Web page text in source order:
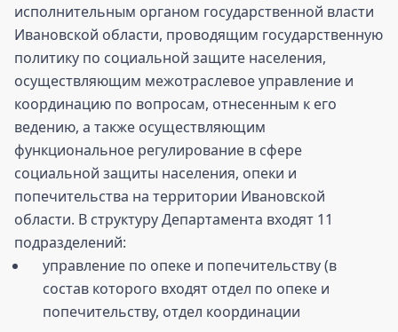
исполнительным органом государственной власти
Ивановской области, проводящим государственную
политику по социальной защите населения,
осуществляющим межотраслевое управление и
координацию по вопросам, отнесенным к его
ведению, а также осуществляющим
функциональное регулирование в сфере
социальной защиты населения, опеки и
попечительства на территории Ивановской
области. В структуру Департамента входят 11
подразделений:
управление по опеке и попечительству (в
состав которого входят отдел по опеке и
попечительству, отдел координации